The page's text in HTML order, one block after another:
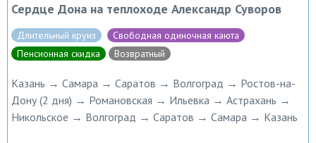
Сердце Дона на теплоходе Александр Суворов
Длительный круиз
Свободная одиночная каюта
Пенсионная скидка
Возвратный
Казань → Самара → Саратов → Волгоград → Ростов-на-
Дону (2 дня) → Романовская → Ильевка → Астрахань →
Никольское → Волгоград → Саратов → Самара → Казань